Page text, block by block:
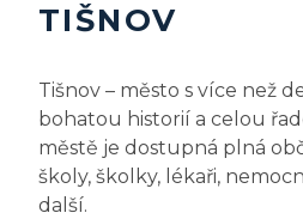
TIŠNOV
Tišnov – město s více než
bohatou historií a celou
městě je dostupná plná
školy, školky, lékaři,
další.